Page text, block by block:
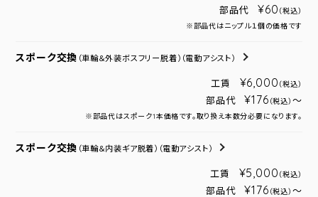
部品代 ¥60 （税込）
※部品代はニップル１個の価格です
スポーク交換 （車輪＆外装ボスフリー脱着） （電動アシスト）
工賃 ¥6,000 （税込）
部品代 ¥176 （税込） ～
※部品代はスポーク1本価格です。取り換え本数分必要になります。
スポーク交換 （車輪＆内装ギア脱着） （電動アシスト）
工賃 ¥5,000 （税込）
部品代 ¥176 （税込） ～